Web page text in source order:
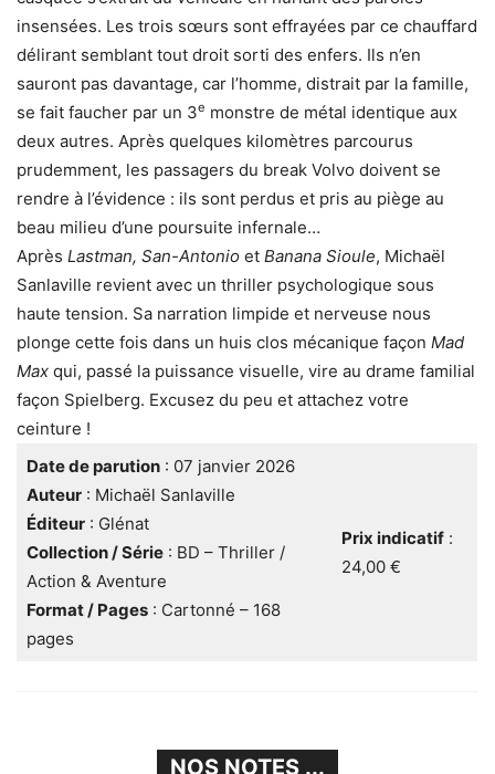
insensées. Les trois sœurs sont effrayées par ce chauffard
délirant semblant tout droit sorti des enfers. Ils n’en
sauront pas davantage, car l’homme, distrait par la famille,
se fait faucher par un 3e monstre de métal identique aux
deux autres. Après quelques kilomètres parcourus
prudemment, les passagers du break Volvo doivent se
rendre à l’évidence : ils sont perdus et pris au piège au
beau milieu d’une poursuite infernale…
Après Lastman, San-Antonio et Banana Sioule, Michaël
Sanlaville revient avec un thriller psychologique sous
haute tension. Sa narration limpide et nerveuse nous
plonge cette fois dans un huis clos mécanique façon Mad
Max qui, passé la puissance visuelle, vire au drame familial
façon Spielberg. Excusez du peu et attachez votre
ceinture !
Date de parution: 07 janvier 2026
Auteur: Michaël Sanlaville
Éditeur: Glénat
Collection / Série: BD – Thriller /
Action & Aventure
Format / Pages: Cartonné – 168
pages
Prix indicatif:
24,00 €
NOS NOTES ...